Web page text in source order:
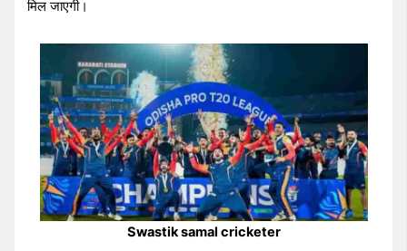
मिल जाएगी।
Swastik samal cricketer